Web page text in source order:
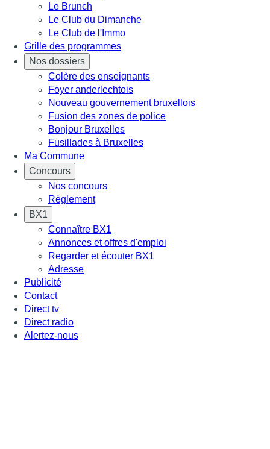
Le Brunch
Le Club du Dimanche
Le Club de l'Immo
Grille des programmes
Nos dossiers
Colère des enseignants
Foyer anderlechtois
Nouveau gouvernement bruxellois
Fusion des zones de police
Bonjour Bruxelles
Fusillades à Bruxelles
Ma Commune
Concours
Nos concours
Règlement
BX1
Connaître BX1
Annonces et offres d'emploi
Regarder et écouter BX1
Adresse
Publicité
Contact
Direct tv
Direct radio
Alertez-nous